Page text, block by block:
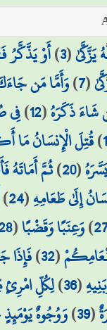
يَزَّكَّىٰ(
3
)أَوْ يَذَّكَّرُ
(
7
)وَأَمَّا مَن
شَاءَ ذَكَرَهُ(
12
)
)قُتِلَ الْإِنسَانُ مَا
(
20
)ثُمَّ أَمَاتَهُ
إِلَىٰ طَعَامِهِ(
24
)وَعِنَبًا وَقَضْبًا(
(
32
)
(
36
)لِكُلِّ امْرِئٍ
(
39
)وَوُجُوهٌ